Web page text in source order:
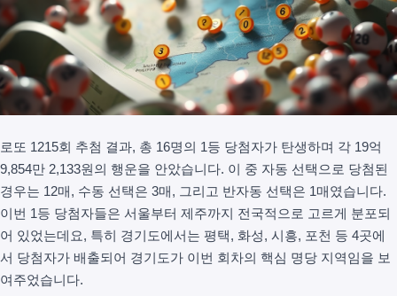
로또 1215회 추첨 결과, 총 16명의 1등 당첨자가 탄생하며 각 19억
9,854만 2,133원의 행운을 안았습니다. 이 중 자동 선택으로 당첨된
경우는 12매, 수동 선택은 3매, 그리고 반자동 선택은 1매였습니다.
이번 1등 당첨자들은 서울부터 제주까지 전국적으로 고르게 분포되
어 있었는데요, 특히 경기도에서는 평택, 화성, 시흥, 포천 등 4곳에
서 당첨자가 배출되어 경기도가 이번 회차의 핵심 명당 지역임을 보
여주었습니다.